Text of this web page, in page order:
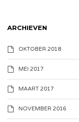
ARCHIEVEN
OKTOBER 2018
MEI 2017
MAART 2017
NOVEMBER 2016